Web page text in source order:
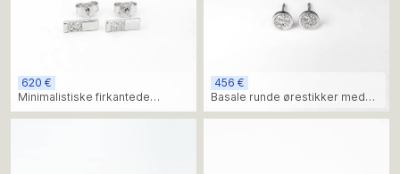
620 €
Minimalistiske firkantede
ørestikker med diamanter
456 €
Basale runde ørestikker med
diamanter